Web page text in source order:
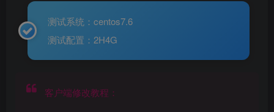
测试系统：centos7.6
测试配置：2H4G
客户端修改教程：